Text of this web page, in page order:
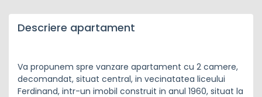
Descriere apartament
Va propunem spre vanzare apartament cu 2 camere,
decomandat, situat central, in vecinatatea liceului
Ferdinand, intr-un imobil construit in anul 1960, situat la